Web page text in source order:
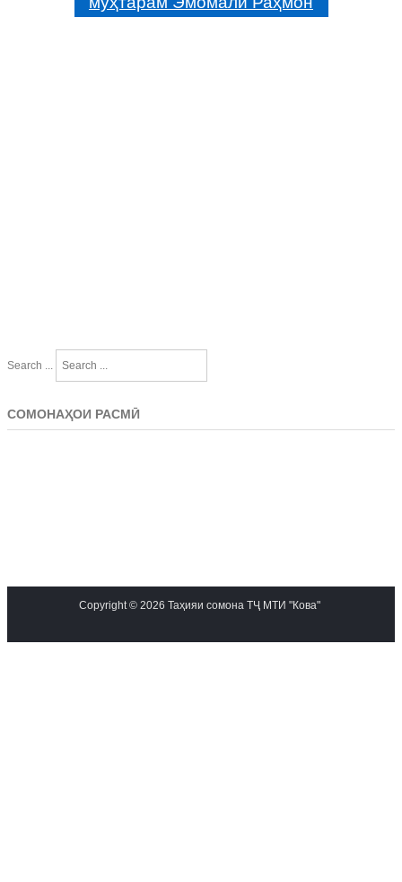
Search ...
СОМОНАҲОИ РАСМӢ
Copyright © 2026 Таҳияи сомона ТҶ МТИ "Кова"